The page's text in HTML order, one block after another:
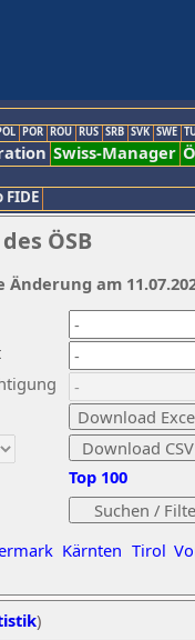
POR ROU RUS SRB SVK SWE
Swiss-Manager
FIDE
ÖSB
Kärnten Tirol
Top 100
Änderung am
)